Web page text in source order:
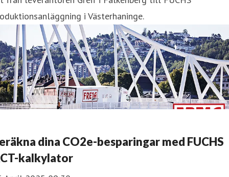
i Västerhaninge.
dina CO2e-besparingar med FUCHS
kalkylator